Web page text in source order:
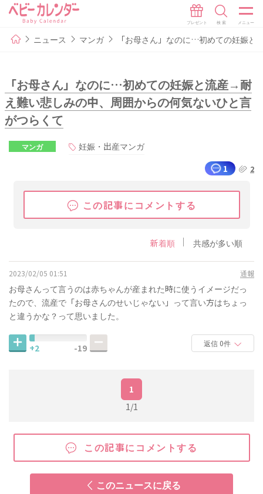
ニュース マンガ 「お母さん」なのに…初めての妊娠
「お母さん」なのに…初めての妊娠と流産→耐
え難い悲しみの中、周囲からの何気ないひと言
がつらくて
マンガ
妊娠・出産マンガ
1
2
この記事にコメントする
新着順 共感が多い順
2023/02/05 01:51 通報
お母さんって言うのは赤ちゃんが産まれた時に使うイメージだっ
たので、流産で「お母さんのせいじゃない」って言い方はちょっ
と違うかな？って思いました。
+2 -19 返信 0件
1
1/1
この記事にコメントする
このニュースに戻る